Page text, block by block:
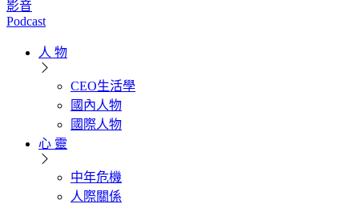
影音
Podcast
人 物
CEO生活學
國內人物
國際人物
心 靈
中年危機
人際關係